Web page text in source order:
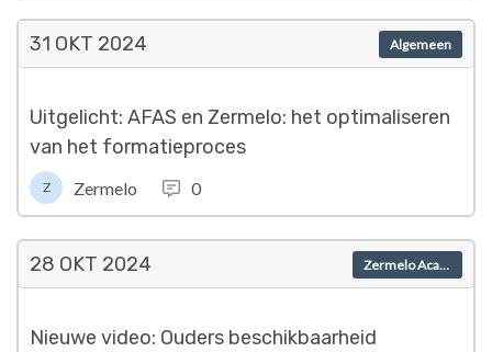
31 OKT 2024
Uitgelicht: AFAS en Zermelo: het optimaliseren
van het formatieproces
Z Zermelo 0
Algemeen
28 OKT 2024
Nieuwe video: Ouders beschikbaarheid
Zermelo Academy